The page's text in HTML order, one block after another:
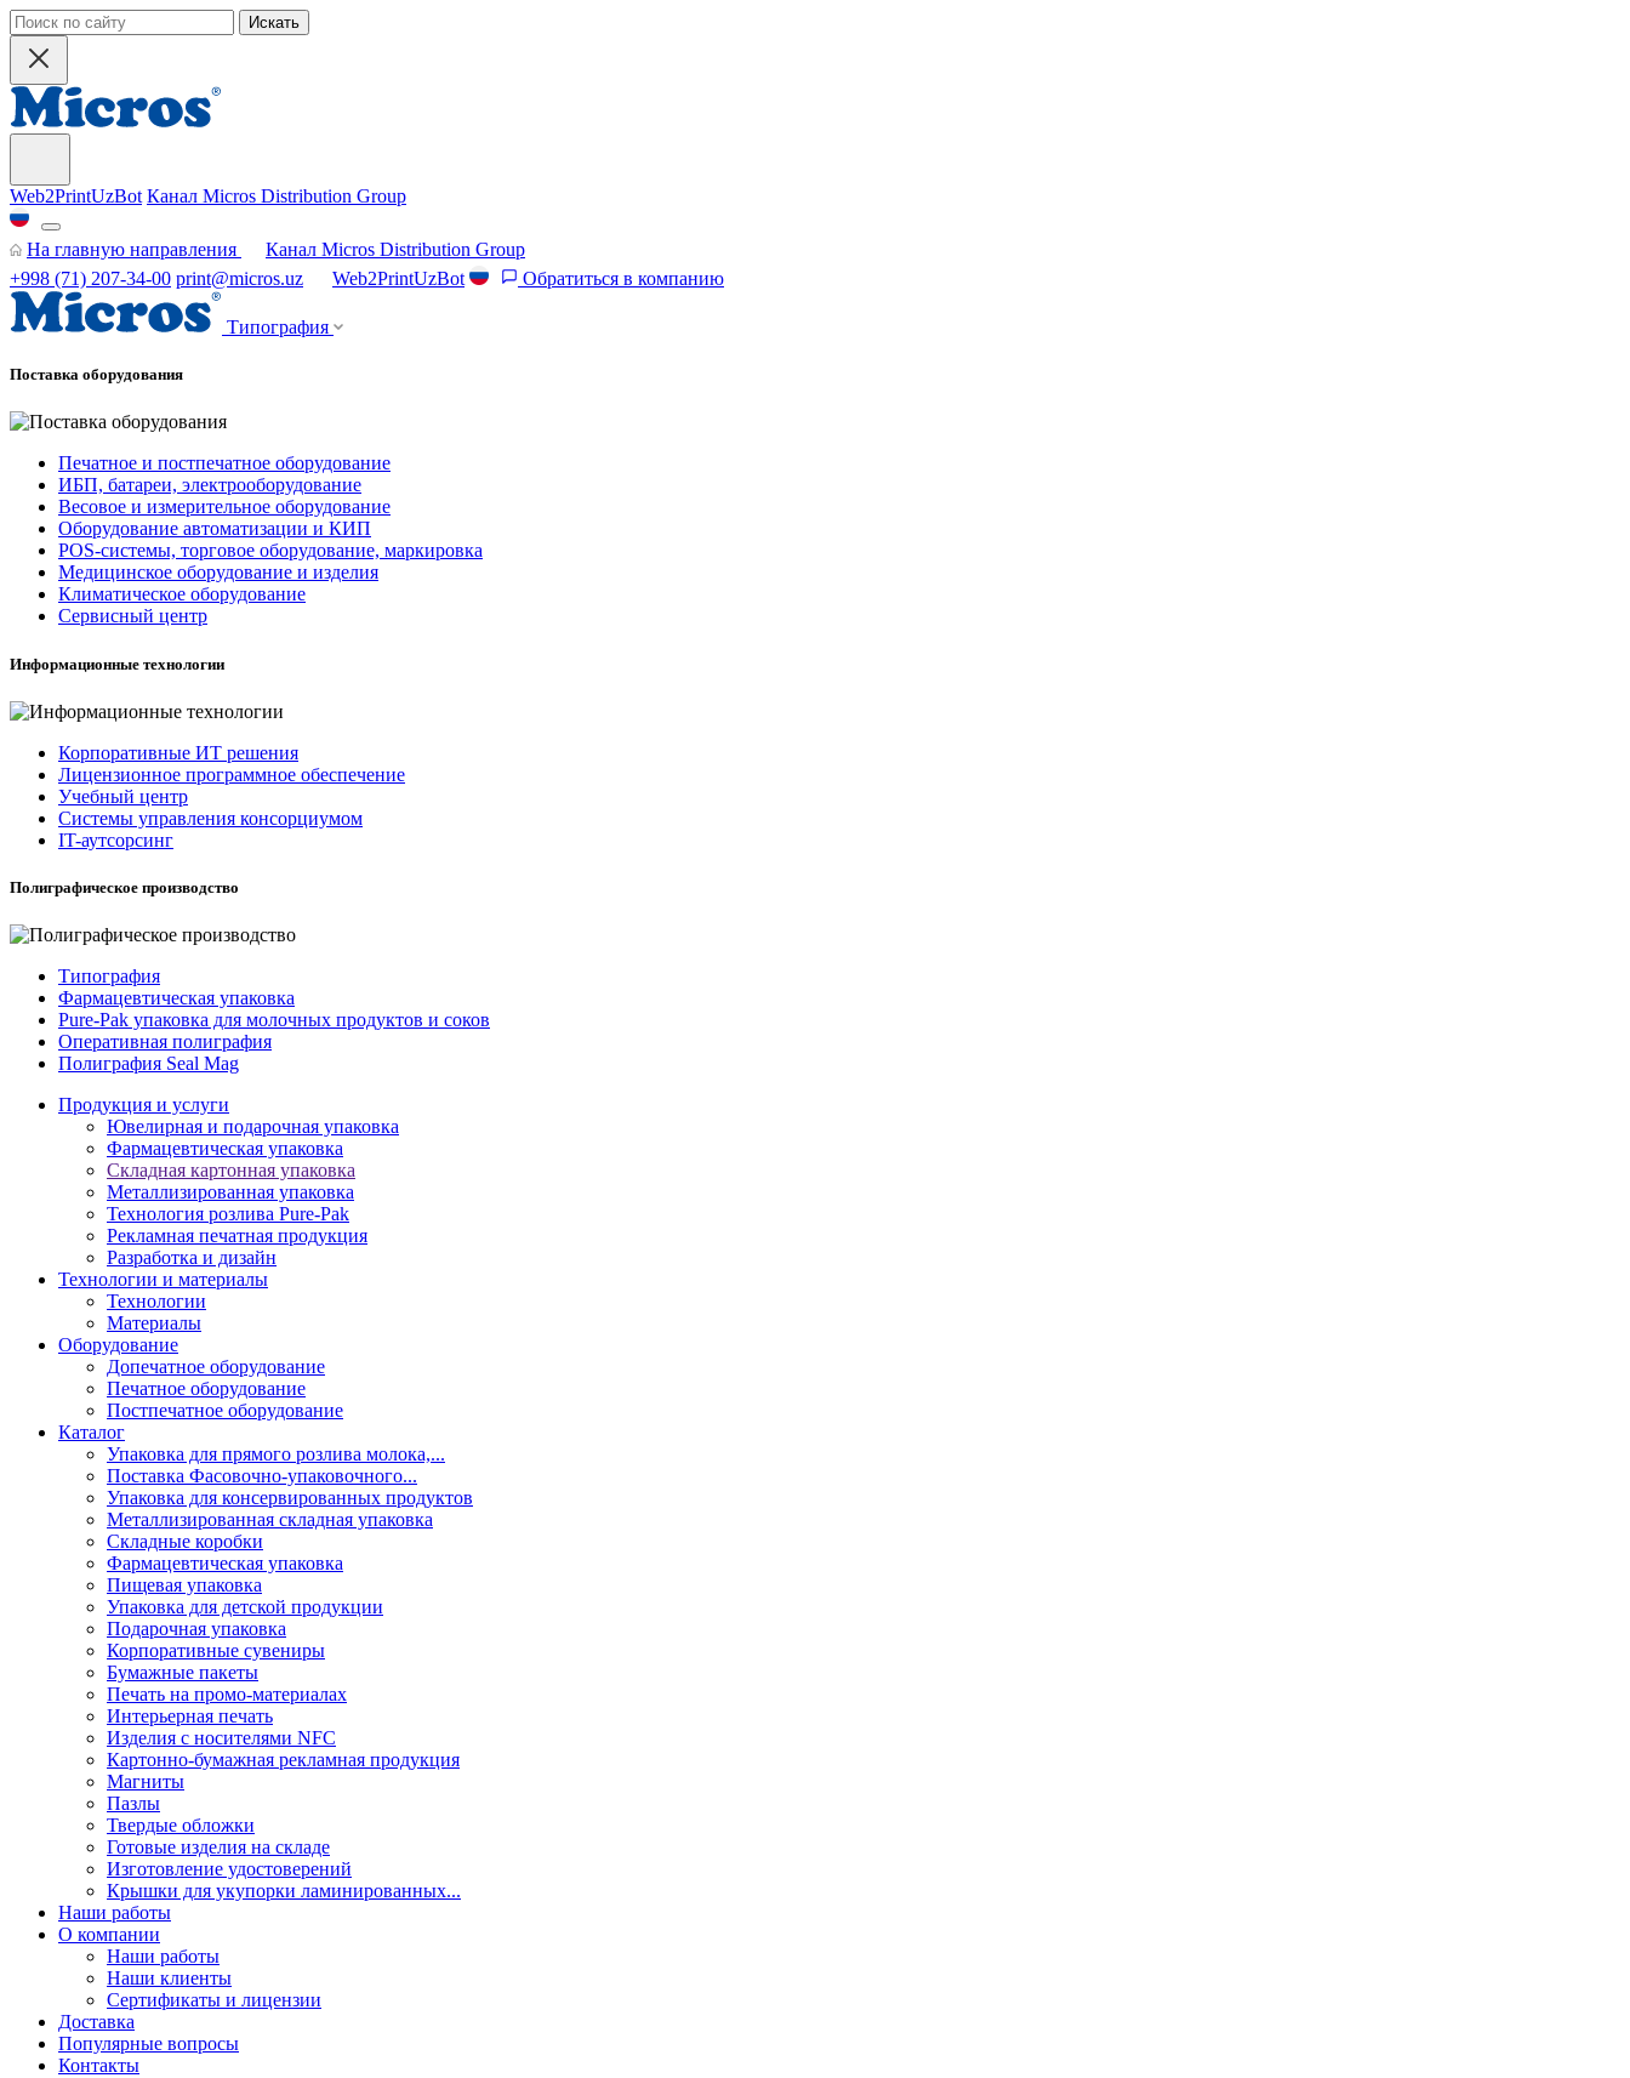
Искать
Web2PrintUzBot Канал Micros Distribution Group
На главную направления
Канал Micros Distribution Group
+998 (71) 207-34-00 print@micros.uz Web2PrintUzBot Обратиться в компанию
Типография
Поставка оборудования
Печатное и постпечатное оборудование
ИБП, батареи, электрооборудование
Весовое и измерительное оборудование
Оборудование автоматизации и КИП
POS-системы, торговое оборудование, маркировка
Медицинское оборудование и изделия
Климатическое оборудование
Сервисный центр
Информационные технологии
Корпоративные ИТ решения
Лицензионное программное обеспечение
Учебный центр
Системы управления консорциумом
IT-аутсорсинг
Полиграфическое производство
Типография
Фармацевтическая упаковка
Pure-Pak упаковка для молочных продуктов и соков
Оперативная полиграфия
Полиграфия Seal Mag
Продукция и услуги
Ювелирная и подарочная упаковка
Фармацевтическая упаковка
Складная картонная упаковка
Металлизированная упаковка
Технология розлива Pure-Pak
Рекламная печатная продукция
Разработка и дизайн
Технологии и материалы
Технологии
Материалы
Оборудование
Допечатное оборудование
Печатное оборудование
Постпечатное оборудование
Каталог
Упаковка для прямого розлива молока,...
Поставка Фасовочно-упаковочного...
Упаковка для консервированных продуктов
Металлизированная складная упаковка
Складные коробки
Фармацевтическая упаковка
Пищевая упаковка
Упаковка для детской продукции
Подарочная упаковка
Корпоративные сувениры
Бумажные пакеты
Печать на промо-материалах
Интерьерная печать
Изделия с носителями NFC
Картонно-бумажная рекламная продукция
Магниты
Пазлы
Твердые обложки
Готовые изделия на складе
Изготовление удостоверений
Крышки для укупорки ламинированных...
Наши работы
О компании
Наши работы
Наши клиенты
Сертификаты и лицензии
Доставка
Популярные вопросы
Контакты